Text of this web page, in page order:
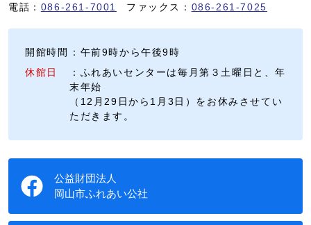
電話： 086-261-7001 ファックス： 086-261-7025
開館時間
：午前9時から午後9時
休館日
：ふれあいセンターは毎月第３土曜日と、年
末年始
（12月29日から1月3日）をお休みさせてい
ただきます。
公益財団法人
岡山市ふれあい公社